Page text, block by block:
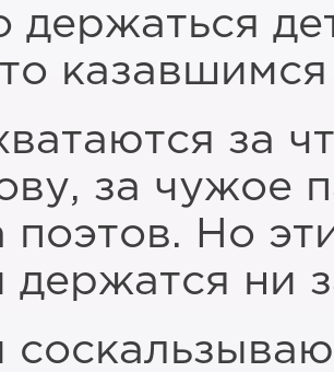
держаться
за
за чужое
поэтов. Но
держатся ни